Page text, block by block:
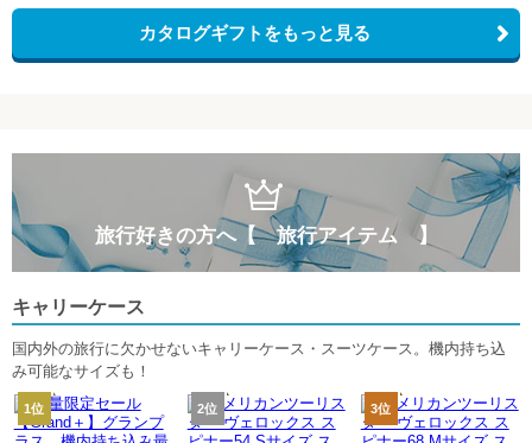
ゼント 人気 敬老の日 母
の日 父の日 クリスマス
誕生日 >
カタログギフトをもっと見る
旅行好きの方へ【 旅行アイテム 】
キャリーケース
国内外の旅行に欠かせないキャリーケース・スーツケース。機内持ち込
み可能なサイズも！
1位 2位 3位